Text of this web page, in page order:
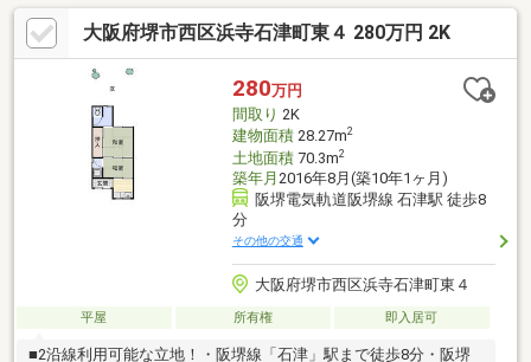
で利便性が高いです。こちらの物件は築5年以内です。建物面積は
72.9平米となっており広さも十分ではないでしょうか。
大阪府堺市西区浜寺石津町東４ 280万円 2K
280万円
間取り 2K
建物面積28.27m2
土地面積70.3m2
築年月 2016年8月(築10年1ヶ月)
阪堺電気軌道阪堺線 石津駅 徒歩8
分
その他の交通
大阪府堺市西区浜寺石津町東４
平屋 所有権 即入居可
■2沿線利用可能な立地！・阪堺線「石津」駅まで徒歩8分・阪堺